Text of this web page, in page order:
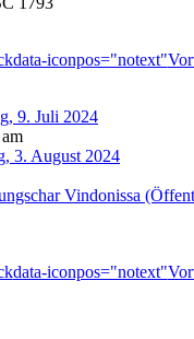
data-iconpos="notext"
9. Juli 2024
3. August 2024
Vindonissa
data-iconpos="notext"